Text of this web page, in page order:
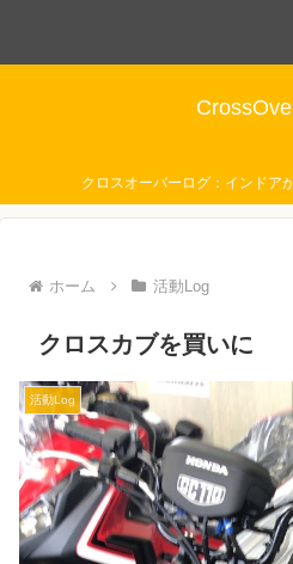
クロスオーバーログ：インドア
ホーム 活動Log
クロスカブを買いに
活動Log